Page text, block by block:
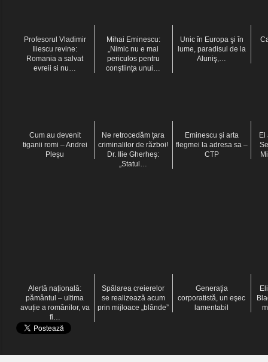
Profesorul Vladimir
Iliescu revine:
Romania a salvat
evreii si nu…
Mihai Eminescu:
„Nimic nu e mai
periculos pentru
conştiinţa unui…
Unic în Europa şi în
lume, paradisul de la
Aluniş,…
Cum au devenit
tiganii romi – Andrei
Pleșu
Ne retrocedăm ţara
criminalilor de război!
Dr. Ilie Gherheş:
„Statul…
Eminescu și arta
flegmei la adresa sa –
CTP
El
Alertă națională:
pământul – ultima
avuție a românilor, va
fi…
Spălarea creierelor
se realizează acum
prin mijloace „blânde”
Generaţia
corporatistă, un eşec
lamentabil